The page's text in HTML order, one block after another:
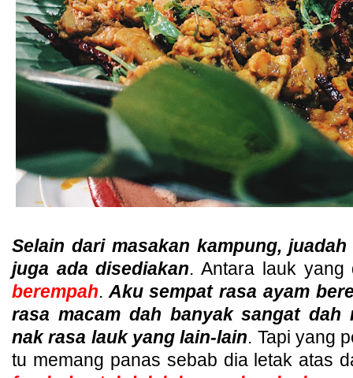
Selain dari masakan kampung,
juga ada disediakan. Antara lauk
berempah. Aku sempat rasa ayam
rasa macam dah banyak sangat dah
nak rasa lauk yang lain-lain. Tapi yang
tu memang panas sebab dia letak atas